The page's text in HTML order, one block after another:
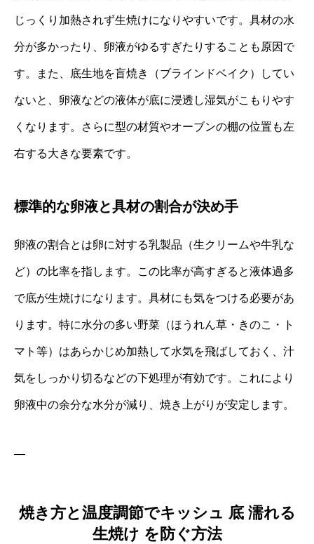
じっくり加熱されず生焼けになりやすいです。具材の水
分が多かったり、卵液がゆるすぎたりすることも原因で
す。また、底生地を盲焼き（ブラインドベイク）してい
ないと、卵液などの液体が底に浸透し湿気がこもりやす
くなります。さらに型の材質やオーブンの棚の位置も左
右する大きな要素です。
標準的な卵液と具材の割合が決め手
卵液の割合とは卵に対する乳製品（生クリームや牛乳な
ど）の比率を指します。この比率が高すぎると液体過多
で底が生焼けになります。具材にも気をつける必要があ
ります。特に水分の多い野菜（ほうれん草・きのこ・ト
マト等）はあらかじめ加熱して水気を飛ばしておく、汁
気をしっかり切るなどの下処理が有効です。これにより
卵液中の余分な水分が減り、焼き上がりが安定します。
—
焼き方と温度調節でキッシュ 底 濡れる
生焼け を防ぐ方法